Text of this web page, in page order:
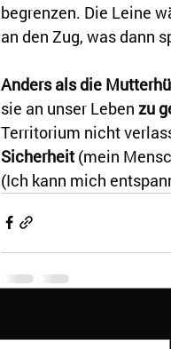
begrenzen. Die Leine
an den Zug, was dann
Anders als die
sie an unser Leben zu
Territorium nicht
Sicherheit (mein
(Ich kann mich